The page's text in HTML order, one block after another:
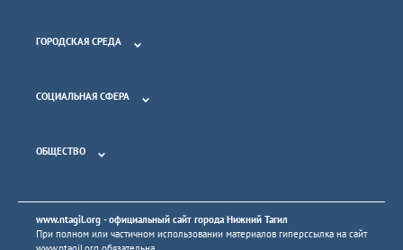
ГОРОДСКАЯ СРЕДА
СОЦИАЛЬНАЯ СФЕРА
ОБЩЕСТВО
www.ntagil.org - официальный сайт города Нижний Тагил
При полном или частичном использовании материалов гиперссылка на сайт